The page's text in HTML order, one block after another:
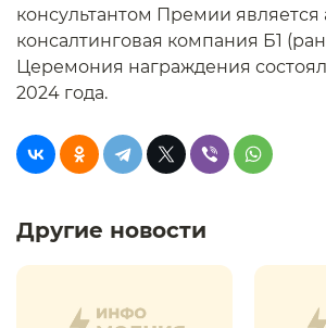
консультантом Премии является
консалтинговая компания Б1
Церемония награждения
2024 года.
Другие новости